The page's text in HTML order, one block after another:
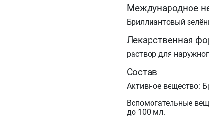
Международное
Бриллиантовый
Лекарственная
раствор для
Состав
Активное вещество:
Вспомогательные
до 100 мл.